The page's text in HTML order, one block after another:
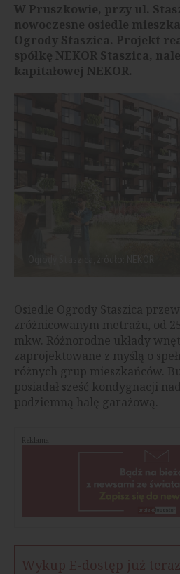
W Pruszkowie, przy ul.
nowoczesne osiedle
Ogrody Staszica. Projekt
spółkę NEKOR Staszica,
kapitałowej NEKOR.
Osiedle Ogrody Staszica
zróżnicowanym metrażu, od
mkw. Różnorodne układy
zaprojektowane z myślą o
różnych grup mieszkańców.
posiadał sześć kondygnacji
podziemną halę garażową.
Reklama
Wykup E-dostęp już